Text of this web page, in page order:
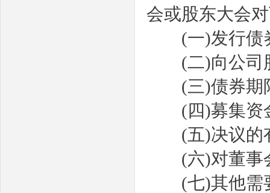
会或股东大会
(一)发行债
(二)向公司
(三)债券期
(四)募集资
(五)决议的
(六)对董事
(七)其他需